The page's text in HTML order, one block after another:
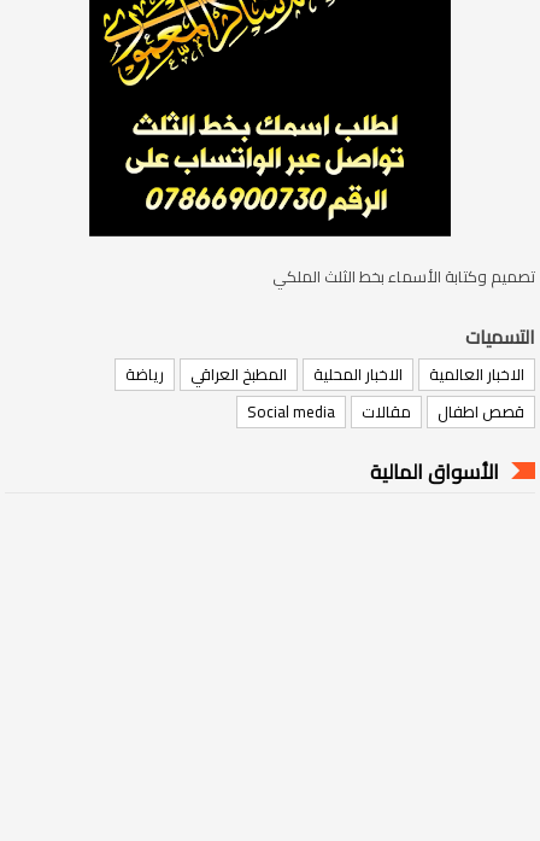
تصميم وكتابة الأسماء بخط الثلث الملكي
التسميات
الاخبار العالمية الاخبار المحلية المطبخ العراقي
رياضة
قصص اطفال
مقالات Social media
الأسواق المالية